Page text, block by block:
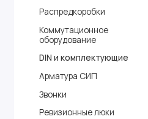
Распредкоробки
Коммутационное
оборудование
DIN и комплектующие
Арматура СИП
Звонки
Ревизионные люки